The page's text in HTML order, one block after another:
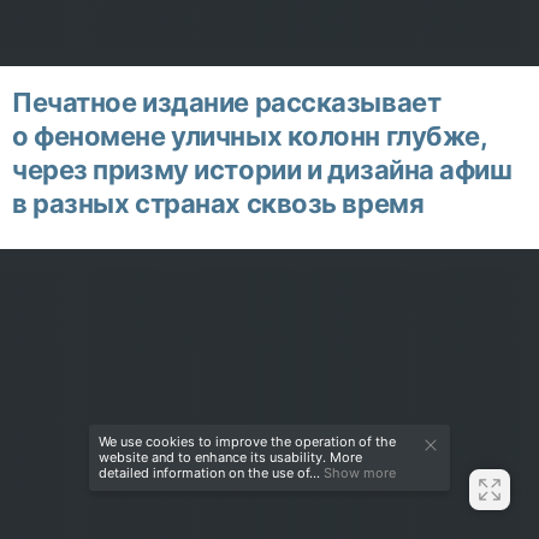
Печатное издание рассказывает
о феномене уличных колонн глубже,
через призму истории и дизайна афиш
в разных странах сквозь время
We use cookies to improve the operation of the
website and to enhance its usability. More
detailed information on the use of... Show more